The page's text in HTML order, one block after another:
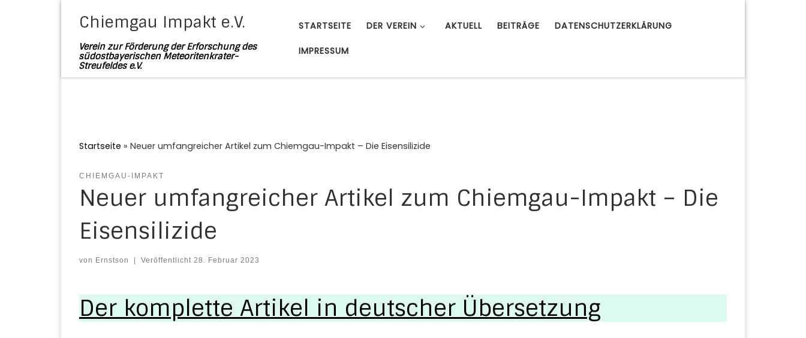
Zum Inhalt springenChiemgau Impakt e.V.
Verein zur Förderung der Erforschung des
südostbayerischen Meteoritenkrater-
Streufeldes e.V.
STARTSEITE DER VEREIN AKTUELL BEITRÄGE DATENSCHUTZERKLÄRUNG
IMPRESSUM
Startseite » Neuer umfangreicher Artikel zum Chiemgau-Impakt – Die Eisensilizide
CHIEMGAU-IMPAKT
Neuer umfangreicher Artikel zum Chiemgau-Impakt – Die
Eisensilizide
von Ernstson Veröffentlicht 28. Februar 2023
Der komplette Artikel in deutscher Übersetzung